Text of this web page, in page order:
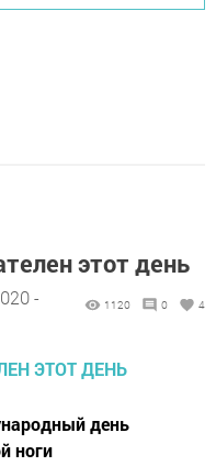
этот день
-
1120 0 4
день
ноги